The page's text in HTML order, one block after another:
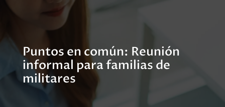
Puntos en común: Reunión
informal para familias de
militares